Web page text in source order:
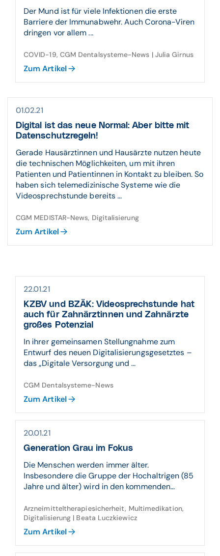
Der Mund ist für viele Infektionen die erste
Barriere der Immunabwehr. Auch Corona-Viren
dringen vor allem ...
COVID-19, CGM Dentalsysteme-News | Julia Girnus
Zum Artikel
01.02.21
Digital ist das neue Normal: Aber bitte mit
Datenschutzregeln!
Gerade Hausärztinnen und Hausärzte nutzen heute
die technischen Möglichkeiten, um mit ihren
Patienten und Patientinnen in Kontakt zu bleiben. So
haben sich telemedizinische Systeme wie die
Videosprechstunde bereits ...
CGM MEDISTAR-News, Digitalisierung
Zum Artikel
22.01.21
KZBV und BZÄK: Videosprechstunde hat
auch für Zahnärztinnen und Zahnärzte
großes Potenzial
In ihrer gemeinsamen Stellungnahme zum
Entwurf des neuen Digitalisierungsgesetztes –
das „Digitale Versorgung und ...
CGM Dentalsysteme-News
Zum Artikel
20.01.21
Generation Grau im Fokus
Die Menschen werden immer älter.
Insbesondere die Gruppe der Hochaltrigen (85
Jahre und älter) wird in den kommenden...
Arzneimitteltherapiesicherheit, Multimedikation,
Digitalisierung | Beata Luczkiewicz
Zum Artikel